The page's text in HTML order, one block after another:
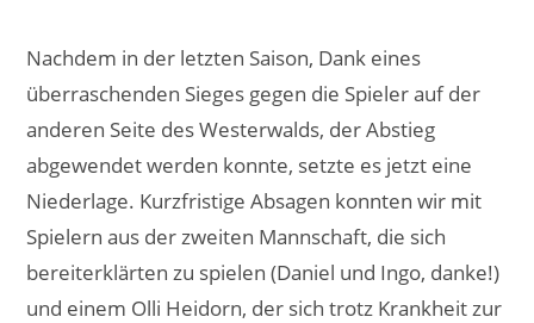
Nachdem in der letzten Saison, Dank eines
überraschenden Sieges gegen die Spieler auf der
anderen Seite des Westerwalds, der Abstieg
abgewendet werden konnte, setzte es jetzt eine
Niederlage. Kurzfristige Absagen konnten wir mit
Spielern aus der zweiten Mannschaft, die sich
bereiterklärten zu spielen (Daniel und Ingo, danke!)
und einem Olli Heidorn, der sich trotz Krankheit zur